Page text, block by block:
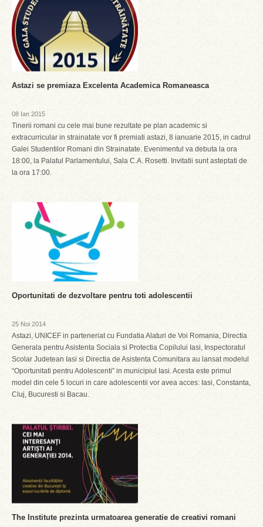
Astazi se premiaza Excelenta Academica Romaneasca
08 Ian 2015
Tinerii romani cu cele mai bune rezultate pe plan academic si
extracurricular in strainatate vor fi premiati astazi, 8 ianuarie 2015, in cadrul
Galei Studentilor Romani din Strainatate. Evenimentul va debuta la ora
18:00, la Palatul Parlamentului, Sala C.A. Rosetti. Invitatii sunt asteptati de
la ora 17:00.
Oportunitati de dezvoltare pentru toti adolescentii
25 Noi 2014
Astazi, UNICEF in parteneriat cu Fundatia Alaturi de Voi Romania, Directia
Generala pentru Asistenta Sociala si Protectia Copilului Iasi, Inspectoratul
Scolar Judetean Iasi si Directia de Asistenta Comunitara au lansat modelul
“Oportunitati pentru Adolescenti” in municipiul Iasi. Acesta este primul
model din cele 5 locuri in care adolescentii vor avea acces: Iasi, Constanta,
Cluj, Bucuresti si Bacau.
The Institute prezinta urmatoarea generatie de creativi romani